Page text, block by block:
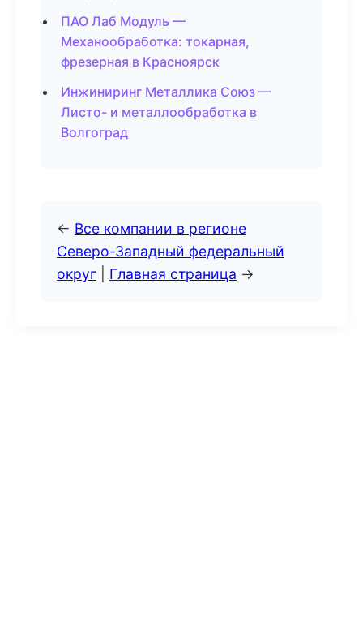
ПАО Лаб Модуль —
Механообработка: токарная,
фрезерная в Красноярск
Инжиниринг Металлика Союз —
Листо- и металлообработка в
Волгоград
← Все компании в регионе
Северо-Западный федеральный
округ
Главная страница →